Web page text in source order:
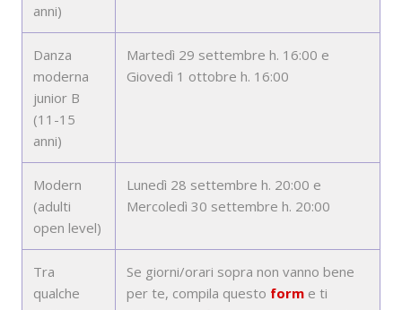
anni)
Danza
moderna
junior B
(11-15
anni)
Martedì 29 settembre h. 16:00 e
Giovedì 1 ottobre h. 16:00
Modern
(adulti
open level)
Lunedì 28 settembre h. 20:00 e
Mercoledì 30 settembre h. 20:00
Tra
qualche
Se giorni/orari sopra non vanno bene
per te, compila questo form e ti